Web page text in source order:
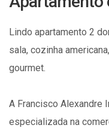
Lindo apartamento 2
sala, cozinha
gourmet.
A Francisco Alexandre
especializada na